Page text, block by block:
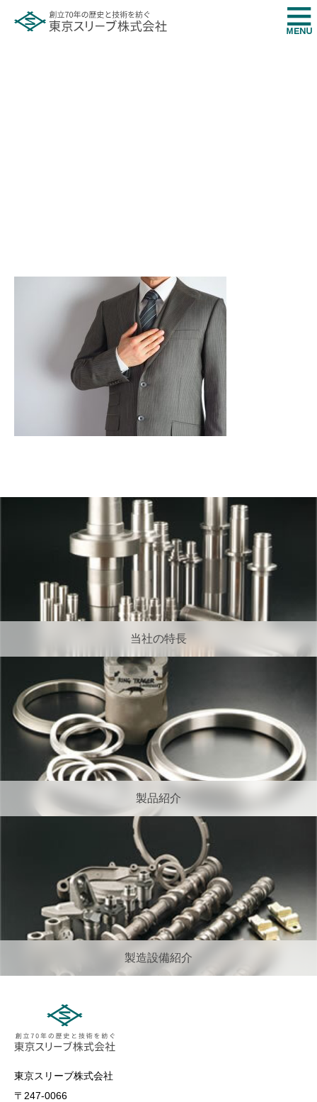
当社の特長
製品紹介
製造設備紹介
東京スリーブ株式会社
〒247-0066